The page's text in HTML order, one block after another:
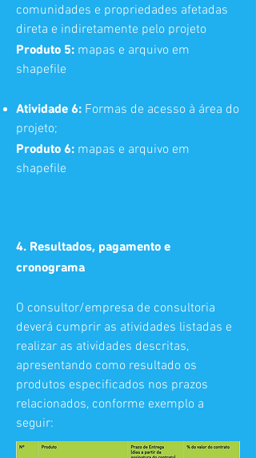
comunidades e propriedades afetadas
direta e indiretamente pelo projeto
Produto 5: mapas e arquivo em
shapefile
Atividade 6: Formas de acesso à área do
projeto;
Produto 6: mapas e arquivo em
shapefile
4. Resultados, pagamento e
cronograma
O consultor/empresa de consultoria
deverá cumprir as atividades listadas e
realizar as atividades descritas,
apresentando como resultado os
produtos especificados nos prazos
relacionados, conforme exemplo a
seguir: